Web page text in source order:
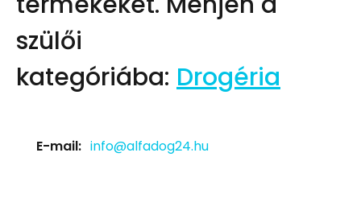
szülői
kategóriába: Drogéria
E-mail: info@alfadog24.hu